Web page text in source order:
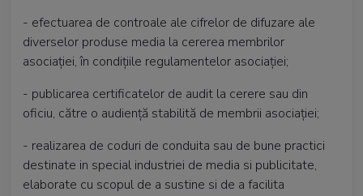
- efectuarea de controale ale cifrelor de difuzare ale
diverselor produse media la cererea membrilor
asociaţiei, în condiţiile regulamentelor asociaţiei;
- publicarea certificatelor de audit la cerere sau din
oficiu, către o audienţă stabilită de membrii asociaţiei;
- realizarea de coduri de conduita sau de bune practici
destinate in special industriei de media si publicitate,
elaborate cu scopul de a sustine si de a facilita